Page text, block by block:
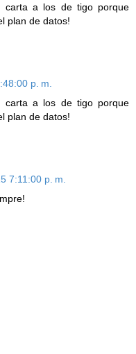
carta a los de tigo porque
plan de datos!
p. m.
carta a los de tigo porque
plan de datos!
7:11:00 p. m.